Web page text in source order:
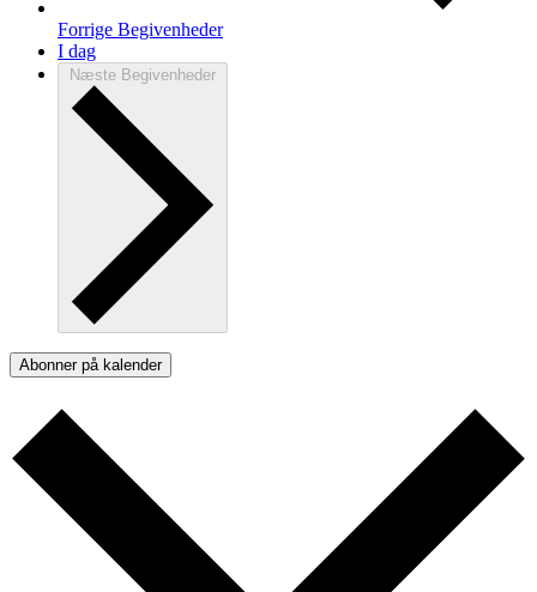
Forrige Begivenheder
I dag
Næste Begivenheder
Abonner på kalender